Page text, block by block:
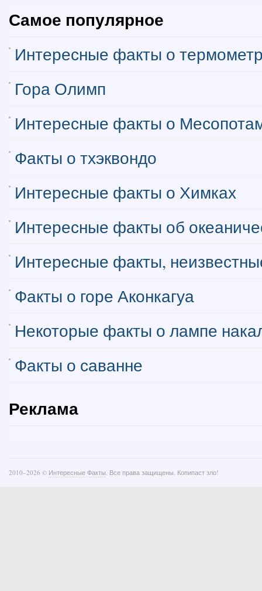
Самое популярное
Интересные факты о
Гора Олимп
Интересные факты о
Факты о тхэквондо
Интересные факты о Химках
Интересные факты об
Интересные факты,
Факты о горе Аконкагуа
Некоторые факты о лампе
Факты о саванне
Реклама
2010–2026 © Интересные Факты. Все права защищены. Копипаст зло!